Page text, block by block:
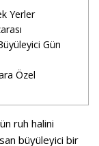
Yerler
Gün
Özel
ruh halini
büyüleyici bir